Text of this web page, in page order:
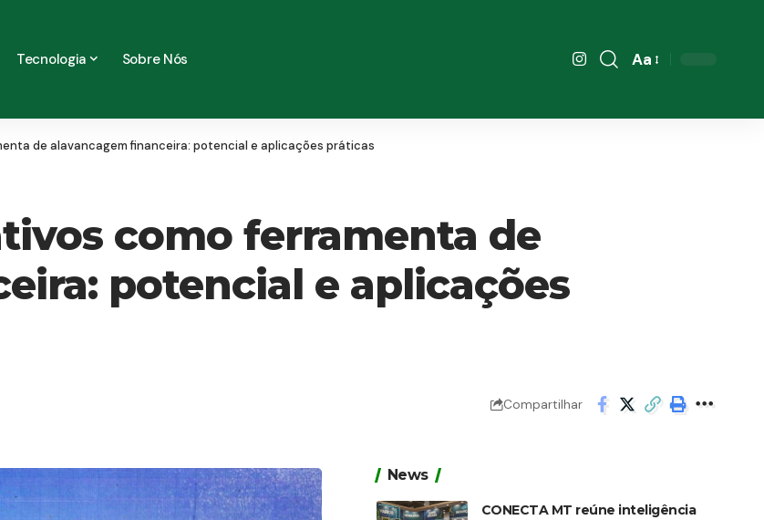
Tecnologia Sobre Nós
Font
Aa
de alavancagem financeira: potencial e aplicações práticas
como ferramenta de
potencial e aplicações
Compartilhar
News
CONECTA MT reúne inteligência